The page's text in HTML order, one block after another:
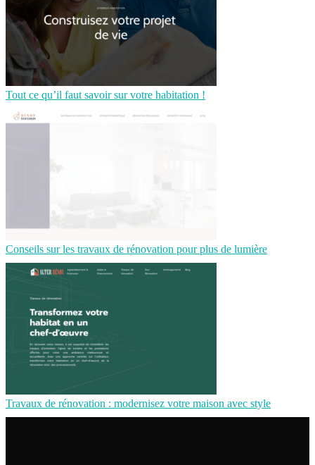
Tout ce qu’il faut savoir sur votre habitation !
Conseils sur les travaux de rénovation pour plus de lumière
Travaux de rénovation : modernisez votre maison avec style